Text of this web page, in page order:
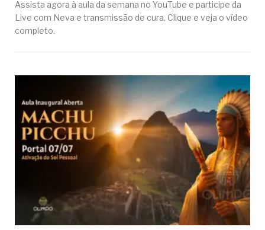
Assista agora à aula da semana no YouTube e participe da
Live com Neva e transmissão de cura. Clique e veja o vídeo
completo.